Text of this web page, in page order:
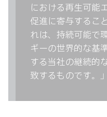
における再生可能
促進に寄与するこ
れは、持続可能で
ギーの世界的な基
する当社の継続的
致するものです。」